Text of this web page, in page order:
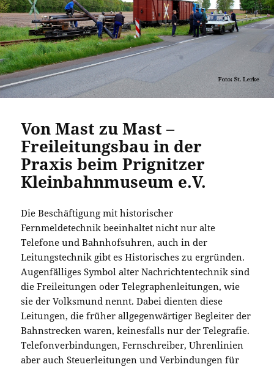
Von Mast zu Mast –
Freileitungsbau in der
Praxis beim Prignitzer
Kleinbahnmuseum e.V.
Die Beschäftigung mit historischer
Fernmeldetechnik beeinhaltet nicht nur alte
Telefone und Bahnhofsuhren, auch in der
Leitungstechnik gibt es Historisches zu ergründen.
Augenfälliges Symbol alter Nachrichtentechnik sind
die Freileitungen oder Telegraphenleitungen, wie
sie der Volksmund nennt. Dabei dienten diese
Leitungen, die früher allgegenwärtiger Begleiter der
Bahnstrecken waren, keinesfalls nur der Telegrafie.
Telefonverbindungen, Fernschreiber, Uhrenlinien
aber auch Steuerleitungen und Verbindungen für